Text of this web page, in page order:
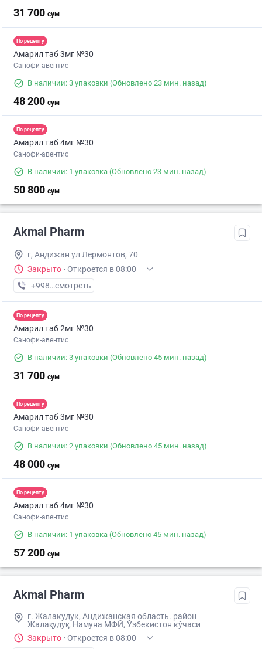
31 700 сум
По рецепту
Амарил таб 3мг №30
Санофи-авентис
В наличии: 3 упаковки (Обновлено 23 мин. назад)
48 200 сум
По рецепту
Амарил таб 4мг №30
Санофи-авентис
В наличии: 1 упаковка (Обновлено 23 мин. назад)
50 800 сум
Akmal Pharm
г, Андижан ул Лермонтов, 70
Закрыто · Откроется в 08:00
+998 (90) XXX-XX-XX
смотреть
По рецепту
Амарил таб 2мг №30
Санофи-авентис
В наличии: 3 упаковки (Обновлено 45 мин. назад)
31 700 сум
По рецепту
Амарил таб 3мг №30
Санофи-авентис
В наличии: 2 упаковки (Обновлено 45 мин. назад)
48 000 сум
По рецепту
Амарил таб 4мг №30
Санофи-авентис
В наличии: 1 упаковка (Обновлено 45 мин. назад)
57 200 сум
Akmal Pharm
г. Жалакудук, Андижанская область. район
Жалақудуқ, Намуна МФЙ, Ўзбекистон кўчаси
Закрыто · Откроется в 08:00